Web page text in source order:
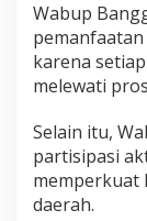
Wabup
karena
melewati
Selain itu,
partisipasi
memperkuat
daerah.